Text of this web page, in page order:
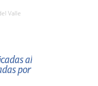
Valle
al
por